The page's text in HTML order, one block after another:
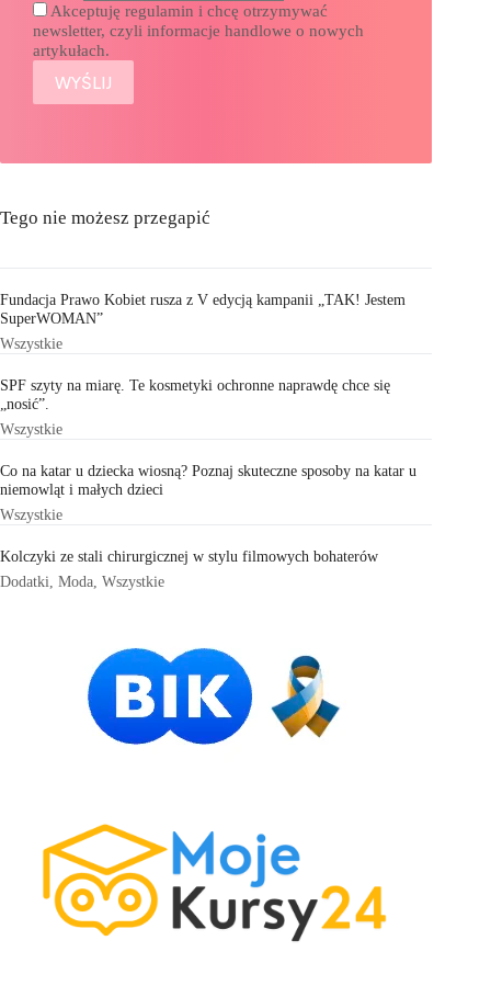
Akceptuję regulamin i chcę otrzymywać
newsletter, czyli informacje handlowe o nowych
artykułach.
Tego nie możesz przegapić
Fundacja Prawo Kobiet rusza z V edycją kampanii „TAK! Jestem
SuperWOMAN”
Wszystkie
SPF szyty na miarę. Te kosmetyki ochronne naprawdę chce się
„nosić”.
Wszystkie
Co na katar u dziecka wiosną? Poznaj skuteczne sposoby na katar u
niemowląt i małych dzieci
Wszystkie
Kolczyki ze stali chirurgicznej w stylu filmowych bohaterów
Dodatki Moda Wszystkie